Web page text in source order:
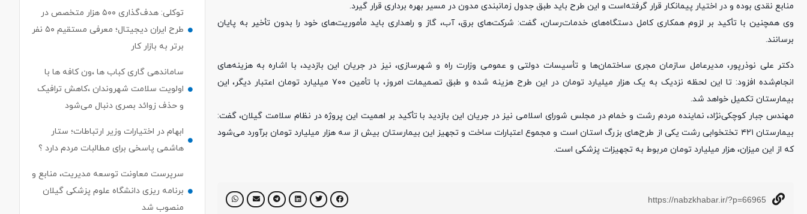
منابع نقدی بوده و در اختیار پیمانکار قرار گرفته‌است و این طرح باید طبق جدول زمانبندی مدون در مسیر بهره برداری قرار گیرد.
وی همچنین با تأکید بر لزوم همکاری کامل دستگاه‌های خدمات‌رسان، گفت: شرکت‌های برق، آب، گاز و راهداری باید مأموریت‌های خود را بدون تأخیر به پایان
برسانند.
دکتر علی نوذرپور، مدیرعامل سازمان مجری ساختمان‌ها و تأسیسات دولتی و عمومی وزارت راه و شهرسازی، نیز در جریان این بازدید، با اشاره به هزینه‌های
انجام‌شده افزود: تا این لحظه نزدیک به یک هزار میلیارد تومان در این طرح هزینه شده و طبق تصمیمات امروز، با تأمین ۷۰۰ میلیارد تومان اعتبار دیگر، این
بیمارستان تکمیل خواهد شد.
مهندس جبار کوچکی‌نژاد، نماینده مردم رشت و خمام در مجلس شورای اسلامی نیز در جریان این بازدید با تأکید بر اهمیت این پروژه در نظام سلامت گیلان، گفت:
بیمارستان ۴۲۱ تختخوابی رشت یکی از طرح‌های بزرگ استان است و مجموع اعتبارات ساخت و تجهیز این بیمارستان بیش از سه هزار میلیارد تومان برآورد می‌شود
که از این میزان، هزار میلیارد تومان مربوط به تجهیزات پزشکی است.
https://nabzkhabar.ir/?p=66965
توکلی: هدف‌گذاری ۵۰۰ هزار متخصص در
طرح ایران دیجیتال؛ معرفی مستقیم ۵۰ نفر
برتر به بازار کار
ساماندهی گاری کباب ها ،ون کافه ها با
اولویت سلامت شهروندان ،کاهش ترافیک
و حذف زوائد بصری دنبال می‌شود
ابهام در اختیارات وزیر ارتباطات؛ ستار
هاشمی پاسخی برای مطالبات مردم دارد ؟
سرپرست معاونت توسعه مدیریت، منابع و
برنامه ریزی دانشگاه علوم پزشکی گیلان
منصوب شد